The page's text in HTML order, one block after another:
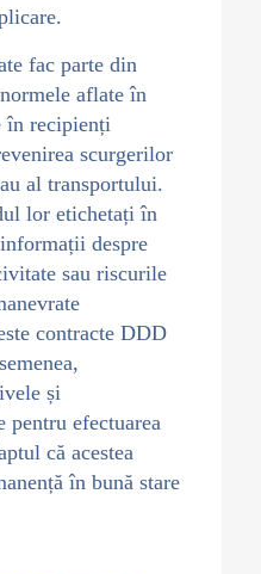
fac parte din
aflate în
în recipienți
scurgerilor
al transportului.
lor etichetați în
despre
sau riscurile
contracte DDD
și
pentru efectuarea
că acestea
în bună stare